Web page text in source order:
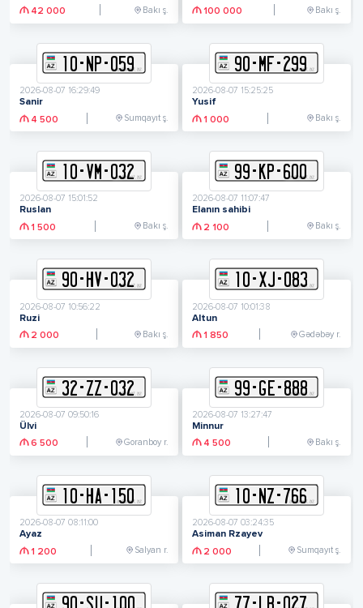
42 000
Bakı ş.
100 000
Bakı ş.
10-NP-059
2026-08-07 16:29:49
Sanir
4 500
Sumqayıt ş.
90-MF-299
2026-08-07 15:25:25
Yusif
1 000
Bakı ş.
10-VM -032
2026-08-07 15:01:52
Ruslan
1 500
Bakı ş.
99- KP-600
2026-08-07 11:07:47
Elanın sahibi
2 100
Bakı ş.
90- HV-032
2026-08-07 10:56:22
Ruzi
2 000
Bakı ş.
10-XJ-083
2026-08-07 10:01:38
Altun
1 850
Gədəbəy r.
32-ZZ-032
2026-08-07 09:50:16
Ülvi
6 500
Goranboy r.
99-GE-888
2026-08-07 13:27:47
Minnur
4 500
Bakı ş.
10-HA-150
2026-08-07 08:11:00
Ayaz
1 200
Salyan r.
10-NZ-766
2026-08-07 03:24:35
Asiman Rzayev
2 000
Sumqayıt ş.